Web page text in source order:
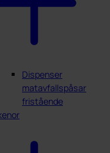
Dispenser
matavfallspåsar
fristående